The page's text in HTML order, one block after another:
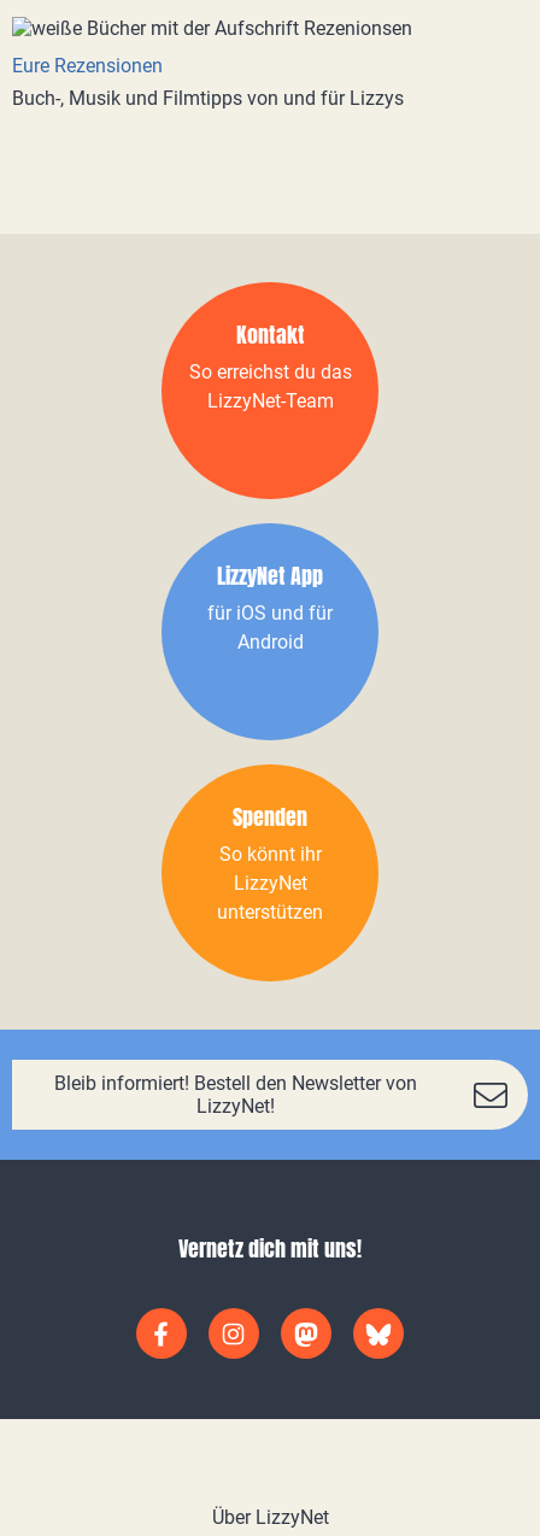
Eure Rezensionen
Buch-, Musik und Filmtipps von und für Lizzys
Kontakt
So erreichst du das
LizzyNet-Team
LizzyNet App
für iOS und für
Android
Spenden
So könnt ihr
LizzyNet
unterstützen
Bleib informiert! Bestell den Newsletter von
LizzyNet!
Vernetz dich mit uns!
Über LizzyNet